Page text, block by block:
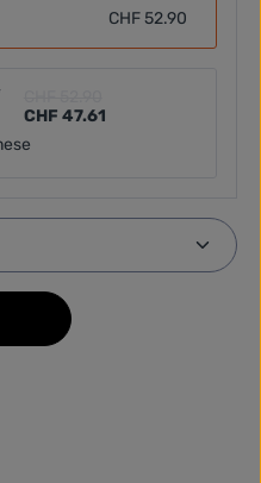
CHF 52.90
CHF 47.61
la quantità